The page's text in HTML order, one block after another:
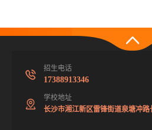
招生电话
17388913346
学校地址
长沙市湘江新区雷锋街道泉塘冲